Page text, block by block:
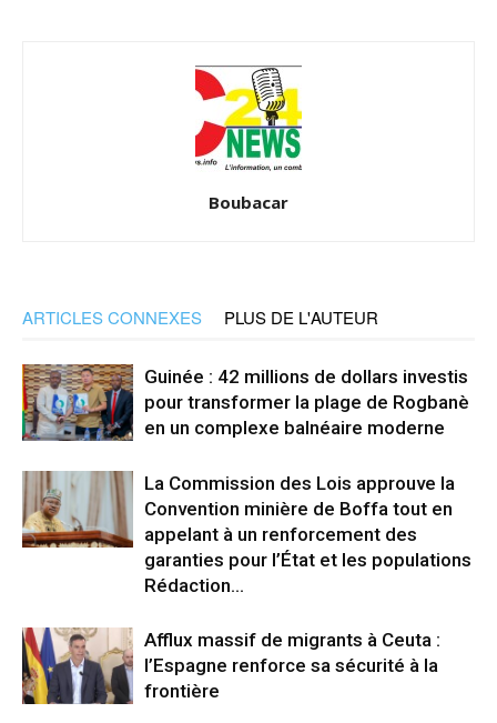
Boubacar
ARTICLES CONNEXES PLUS DE L'AUTEUR
Guinée : 42 millions de dollars investis
pour transformer la plage de Rogbanè
en un complexe balnéaire moderne
La Commission des Lois approuve la
Convention minière de Boffa tout en
appelant à un renforcement des
garanties pour l’État et les populations
Rédaction...
Afflux massif de migrants à Ceuta :
l’Espagne renforce sa sécurité à la
frontière